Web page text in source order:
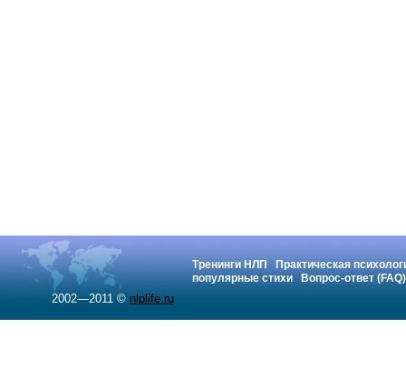
Тренинги НЛП
Практическая
популярные стихи
Вопрос-ответ (FAQ)
2002—2011 © nlplife.ru